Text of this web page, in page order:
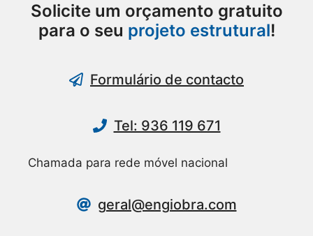
Solicite um orçamento gratuito
para o seu projeto estrutural!
Formulário de contacto
Tel: 936 119 671
Chamada para rede móvel nacional
geral@engiobra.com